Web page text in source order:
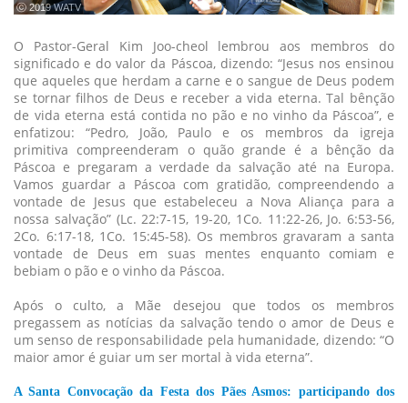
ⓒ 2019 WATV
O Pastor-Geral Kim Joo-cheol lembrou aos membros do
significado e do valor da Páscoa, dizendo: “Jesus nos ensinou
que aqueles que herdam a carne e o sangue de Deus podem
se tornar filhos de Deus e receber a vida eterna. Tal bênção
de vida eterna está contida no pão e no vinho da Páscoa”, e
enfatizou: “Pedro, João, Paulo e os membros da igreja
primitiva compreenderam o quão grande é a bênção da
Páscoa e pregaram a verdade da salvação até na Europa.
Vamos guardar a Páscoa com gratidão, compreendendo a
vontade de Jesus que estabeleceu a Nova Aliança para a
nossa salvação” (Lc. 22:7-15, 19-20, 1Co. 11:22-26, Jo. 6:53-56,
2Co. 6:17-18, 1Co. 15:45-58). Os membros gravaram a santa
vontade de Deus em suas mentes enquanto comiam e
bebiam o pão e o vinho da Páscoa.
Após o culto, a Mãe desejou que todos os membros
pregassem as notícias da salvação tendo o amor de Deus e
um senso de responsabilidade pela humanidade, dizendo: “O
maior amor é guiar um ser mortal à vida eterna”.
A Santa Convocação da Festa dos Pães Asmos: participando dos